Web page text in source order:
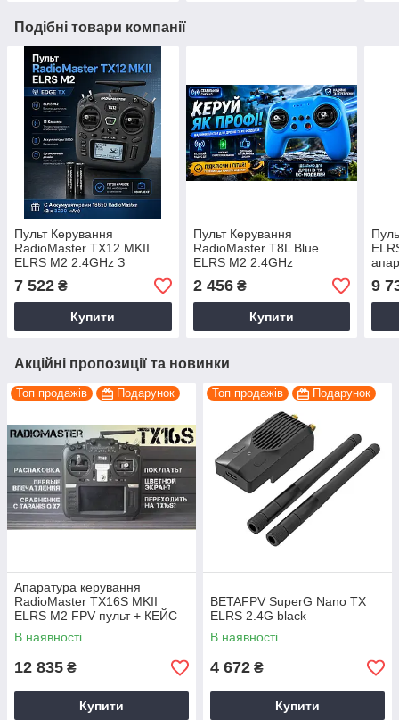
Подібні товари компанії
Пульт Керування
RadioMaster TX12 MKII
ELRS M2 2.4GHz З
RadioMaster 18650 для
FPV-Дронів І акумуляторів
7 522 ₴
Купити
Пульт Керування
RadioMaster T8L Blue
ELRS M2 2.4GHz
Дронів І симуляторів
Польоту
2 456₴
Купити
9
Акційні пропозиції та новинки
Топ продажів Подарунок
Апаратура керування
RadioMaster TX16S MKII
ELRS M2 FPV пульт + КЕЙС
— 16-канальний пульт для
FPV
В наявності
12 835 ₴
Купити
Топ продажів Подарунок
BETAFPV SuperG Nano TX
ELRS 2.4G black
В наявності
4 672 ₴
Купити